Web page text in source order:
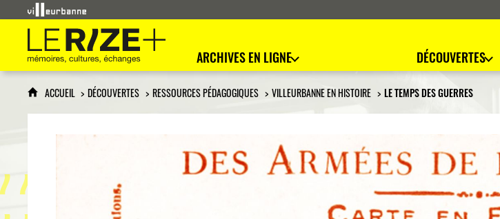
Le Rize+
mémoires, cultures, échanges
ARCHIVES EN LIGNE DÉCOUVERTES
ACCUEIL DÉCOUVERTES RESSOURCES PÉDAGOGIQUES VILLEURBANNE EN HISTOIRE LE TEMPS DES GUERRES